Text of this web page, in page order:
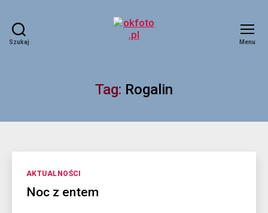
Szukaj Menu
Tag: Rogalin
Kategorie
AKTUALNOŚCI
Noc z entem